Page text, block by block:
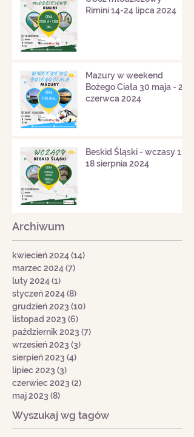
Rimini 14-24 lipca 2024
Mazury w weekend
Bożego Ciała 30 maja - 2
czerwca 2024
Beskid Śląski - wczasy 11-
18 sierpnia 2024
Archiwum
kwiecień 2024(14)
marzec 2024(7)
luty 2024(1)
styczeń 2024(8)
grudzień 2023 (10)
listopad 2023 (6)
październik 2023 (7)
wrzesień 2023 (3)
sierpień 2023 (4)
lipiec 2023 (3)
czerwiec 2023 (2)
maj 2023 (8)
Wyszukaj wg tagów